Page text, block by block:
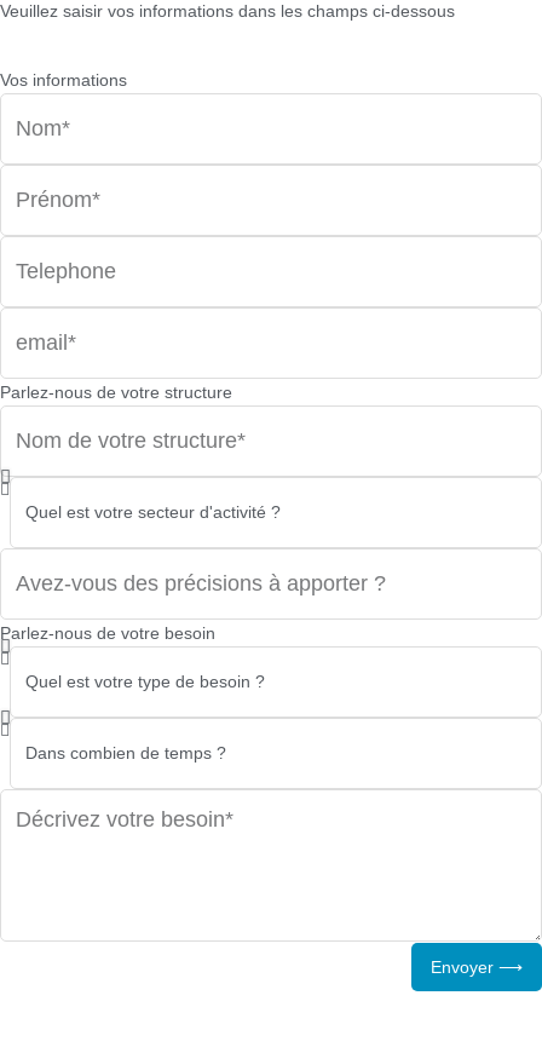
Veuillez saisir vos informations dans les champs ci-dessous
Vos informations
Parlez-nous de votre structure
Parlez-nous de votre besoin
Envoyer ⟶